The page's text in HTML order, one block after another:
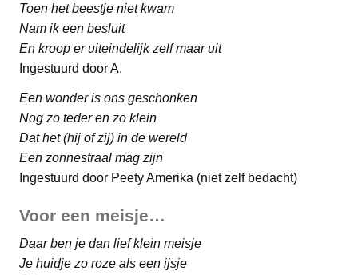
Toen het beestje niet kwam
Nam ik een besluit
En kroop er uiteindelijk zelf maar uit
Ingestuurd door A.
Een wonder is ons geschonken
Nog zo teder en zo klein
Dat het (hij of zij) in de wereld
Een zonnestraal mag zijn
Ingestuurd door Peety Amerika (niet zelf bedacht)
Voor een meisje…
Daar ben je dan lief klein meisje
Je huidje zo roze als een ijsje